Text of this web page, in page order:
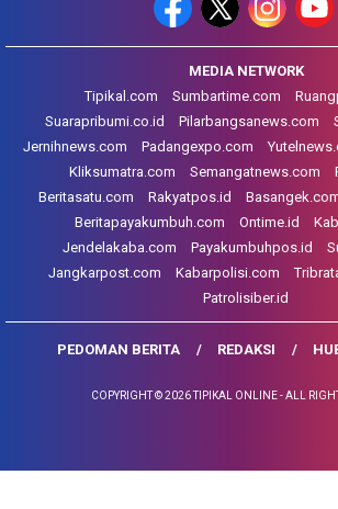
MEDIA NETWORK
Tipikal.com
Sumbartime.com
Suarapribumi.co.id
Pilarbangsanews.com
Jernihnews.com
Padangexpo.com
Kliksumatra.com
Semangatnews.com
Beritasatu.com
Rakyatpos.id
Beritapayakumbuh.com
Ontime.id
Jendelakaba.com
Payakumbuhpos.id
Jangkarpost.com
Kabarpolisi.com
Patrolisiber.id
PEDOMAN BERITA REDAKSI
COPYRIGHT © 2026 TIPIKAL ONLINE - ALL